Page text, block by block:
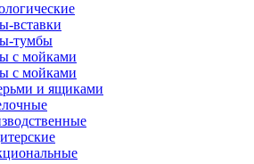
вставки
тумбы
с мойками
с мойками
и ящиками